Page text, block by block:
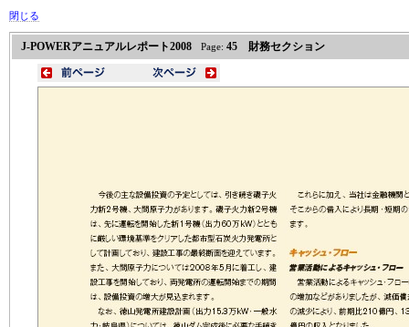
閉じる
J-POWERアニュアルレポート2008 Page: 45 財務セクション